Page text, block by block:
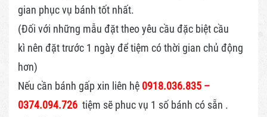
gian phục vụ bánh tốt nhất.
(Đối với những mẫu đặt theo yêu cầu đặc biệt cầu
kì nên đặt trước 1 ngày để tiệm có thời gian chủ động
hơn)
Nếu cần bánh gấp xin liên hệ 0918.036.835 –
0374.094.726 tiệm sẽ phuc vụ 1 số bánh có sẵn .